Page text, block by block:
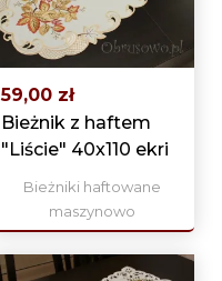
59,00 zł
Bieżnik z haftem
"Liście" 40x110 ekri
Bieżniki haftowane
maszynowo